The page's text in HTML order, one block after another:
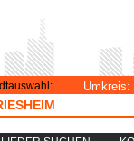
Umkreis: